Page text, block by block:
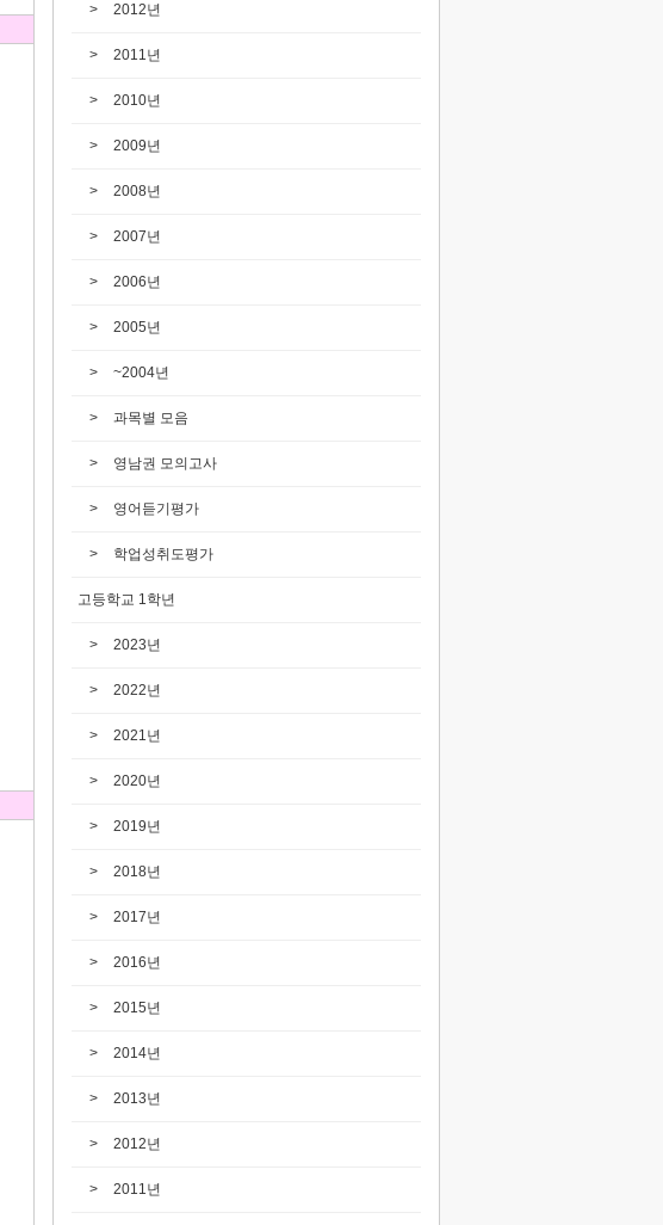
2012년
2011년
2010년
2009년
2008년
2007년
2006년
2005년
~2004년
과목별 모음
영남권 모의고사
영어듣기평가
학업성취도평가
고등학교 1학년
2023년
2022년
2021년
2020년
2019년
2018년
2017년
2016년
2015년
2014년
2013년
2012년
2011년